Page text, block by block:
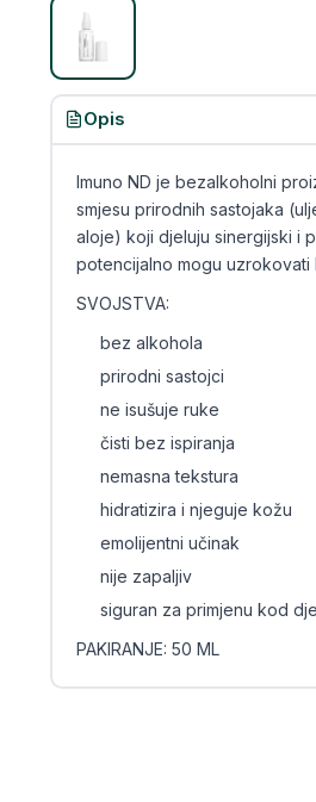
Opis
Imuno ND je bezalkoholni
smjesu prirodnih sastojaka
aloje) koji djeluju sinergijski i
potencijalno mogu uzrokovati
SVOJSTVA:
bez alkohola
prirodni sastojci
ne isušuje ruke
čisti bez ispiranja
nemasna tekstura
hidratizira i njeguje kožu
emolijentni učinak
nije zapaljiv
siguran za primjenu kod
PAKIRANJE: 50 ML